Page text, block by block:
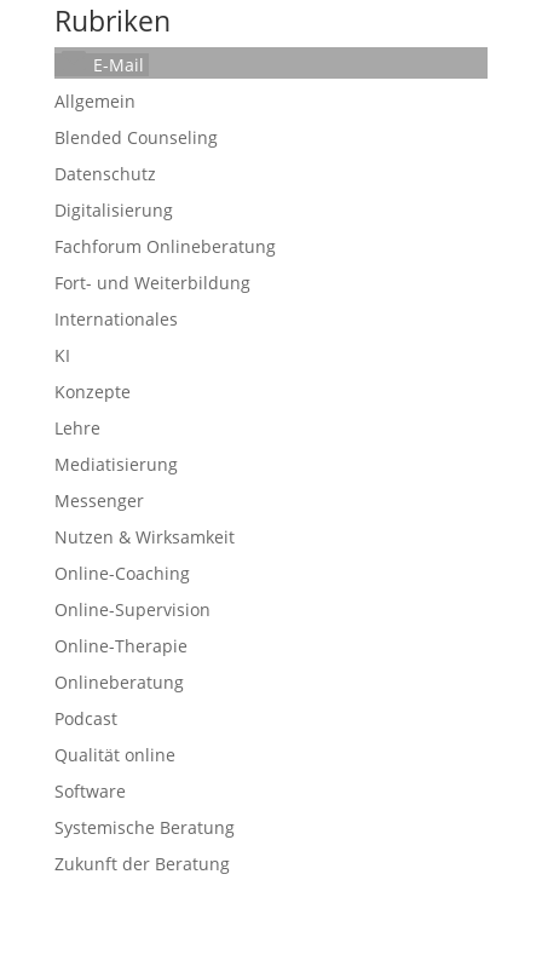
Rubriken
E-Mail
Allgemein
Blended Counseling
Datenschutz
Digitalisierung
Fachforum Onlineberatung
Fort- und Weiterbildung
Internationales
KI
Konzepte
Lehre
Mediatisierung
Messenger
Nutzen & Wirksamkeit
Online-Coaching
Online-Supervision
Online-Therapie
Onlineberatung
Podcast
Qualität online
Software
Systemische Beratung
Zukunft der Beratung